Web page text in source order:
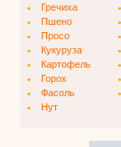
Гречиха
Пшено
Просо
Кукуруза
Картофель
Горох
Фасоль
Нут